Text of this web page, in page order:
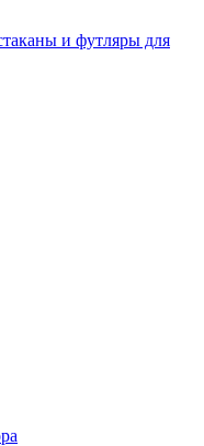
и футляры для